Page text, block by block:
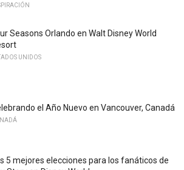
Seasons Orlando en Walt Disney World
UNIDOS
el Año Nuevo en Vancouver, Canadá
5 mejores elecciones para los fanáticos de